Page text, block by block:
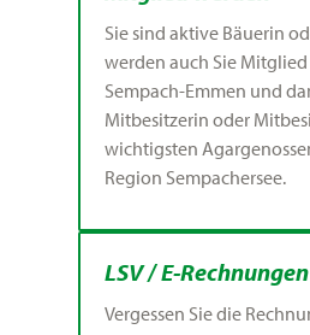
Sie sind aktive Bäuerin
werden auch Sie
Sempach-Emmen und
Mitbesitzerin oder
wichtigsten
Region Sempachersee.
LSV / E-Rechnungen
Vergessen Sie die